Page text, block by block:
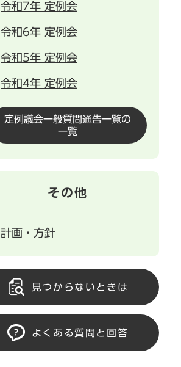
令和7年 定例会
令和6年 定例会
令和5年 定例会
令和4年 定例会
定例議会一般質問通告一覧の
一覧
その他
計画・方針
見つからないときは
よくある質問と回答